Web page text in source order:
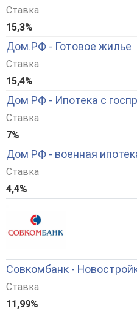
Ставка
15,3%
Дом.РФ - Готовое жилье
Ставка
15,4%
Дом РФ - Ипотека с
Ставка
7%
Дом РФ - военная
Ставка
4,4%
Совкомбанк -
Ставка
11,99%